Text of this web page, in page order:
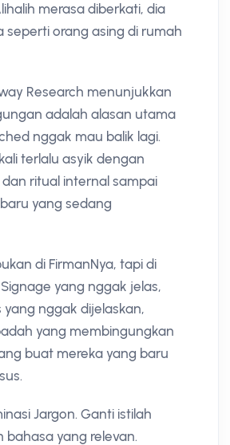
merasa diberkati, dia
seperti orang asing di rumah
Research menunjukkan
adalah alasan utama
nggak mau balik lagi.
terlalu asyik dengan
ritual internal sampai
yang sedang
di FirmanNya, tapi di
yang nggak jelas,
yang nggak dijelaskan,
yang membingungkan
buat mereka yang baru
Jargon. Ganti istilah
bahasa yang relevan.